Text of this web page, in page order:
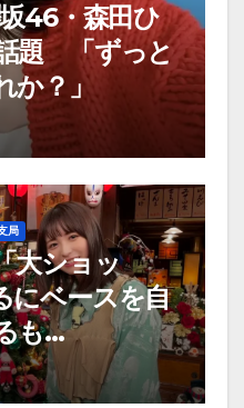
46・森田ひ
題 「ずっと
か？」
局
大ショッ
ベースを自
も…